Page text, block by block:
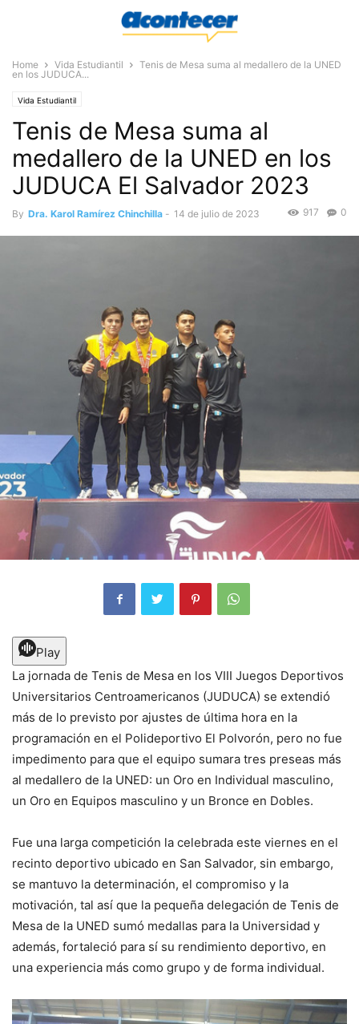
Home Vida Estudiantil
Tenis de Mesa suma al medallero de la UNED
en los JUDUCA...
Vida Estudiantil
Tenis de Mesa suma al
medallero de la UNED en los
JUDUCA El Salvador 2023
By Dra. Karol Ramírez Chinchilla - 14 de julio de 2023 0
917
Play
La jornada de Tenis de Mesa en los VIII Juegos Deportivos
Universitarios Centroamericanos (JUDUCA) se extendió
más de lo previsto por ajustes de última hora en la
programación en el Polideportivo El Polvorón, pero no fue
impedimento para que el equipo sumara tres preseas más
al medallero de la UNED: un Oro en Individual masculino,
un Oro en Equipos masculino y un Bronce en Dobles.
Fue una larga competición la celebrada este viernes en el
recinto deportivo ubicado en San Salvador, sin embargo,
se mantuvo la determinación, el compromiso y la
motivación, tal así que la pequeña delegación de Tenis de
Mesa de la UNED sumó medallas para la Universidad y
además, fortaleció para sí su rendimiento deportivo, en
una experiencia más como grupo y de forma individual.